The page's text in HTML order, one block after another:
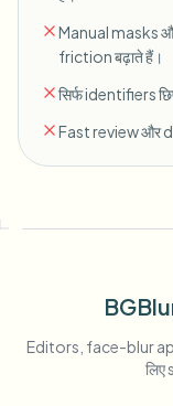
Manual masks
friction बढ़ाते हैं।
सिर्फ identifiers
Fast review और
Editors, face-blur